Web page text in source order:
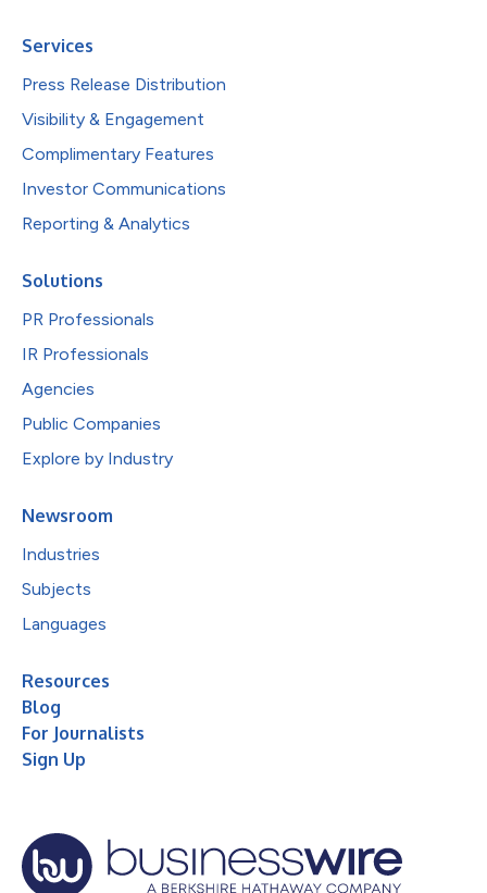
Services
Press Release Distribution
Visibility & Engagement
Complimentary Features
Investor Communications
Reporting & Analytics
Solutions
PR Professionals
IR Professionals
Agencies
Public Companies
Explore by Industry
Newsroom
Industries
Subjects
Languages
Resources
Blog
For Journalists
Sign Up